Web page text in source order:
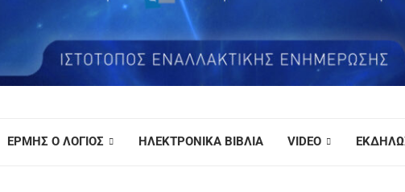
ΕΡΜΗΣ Ο ΛΟΓΙΟΣ ΗΛΕΚΤΡΟΝΙΚΑ ΒΙΒΛΙΑ VIDEO